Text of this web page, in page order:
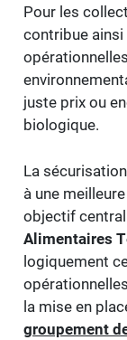
Pour les
contribue
juste prix ou
biologique.
La
à une
objectif
Alimentaires
logiquement
la mise en
groupement